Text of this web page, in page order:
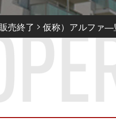
販売終了 > 仮称）アルファ―